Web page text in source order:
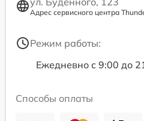
Адрес сервисного центра
Режим работы:
Ежедневно с 9:00 до
Способы оплаты